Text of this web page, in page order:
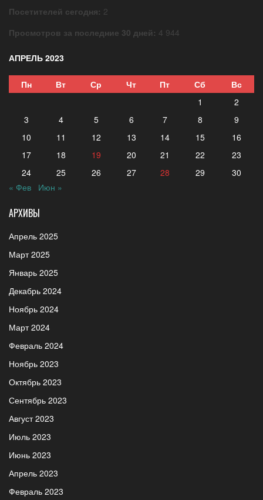
Посетителей сегодня: 2
Просмотров за последние 30 дней: 4 944
АПРЕЛЬ 2023
Пн Вт Ср Чт Пт Сб
Вс
1
2
3
4 5 6 7 8
9
10
11 12 13 14 15
16
17
18 19 20 21 22
23
24
25 26 27 28 29
30
« Фев
Июн »
АРХИВЫ
Апрель 2025
Март 2025
Январь 2025
Декабрь 2024
Ноябрь 2024
Март 2024
Февраль 2024
Ноябрь 2023
Октябрь 2023
Сентябрь 2023
Август 2023
Июль 2023
Июнь 2023
Апрель 2023
Февраль 2023